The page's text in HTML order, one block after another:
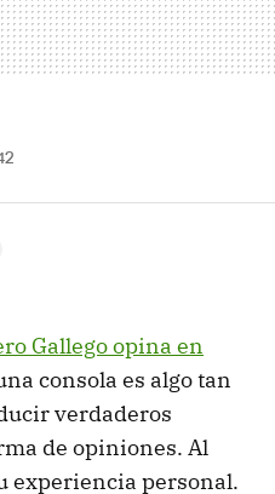
Gallego opina en
consola es algo tan
verdaderos
de opiniones. Al
experiencia personal.